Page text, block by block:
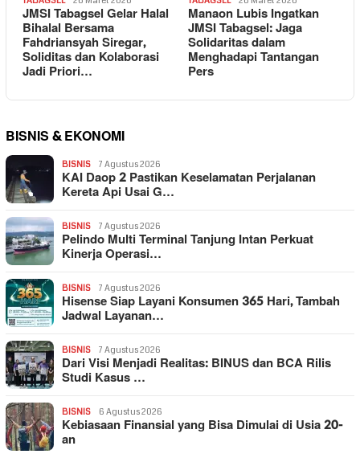
JMSI Tabagsel Gelar Halal
Bihalal Bersama
Fahdriansyah Siregar,
Soliditas dan Kolaborasi
Jadi Priori…
Manaon Lubis Ingatkan
JMSI Tabagsel: Jaga
Solidaritas dalam
Menghadapi Tantangan
Pers
BISNIS & EKONOMI
BISNIS 7 Agustus 2026
KAI Daop 2 Pastikan Keselamatan Perjalanan
Kereta Api Usai G…
BISNIS 7 Agustus 2026
Pelindo Multi Terminal Tanjung Intan Perkuat
Kinerja Operasi…
BISNIS 7 Agustus 2026
Hisense Siap Layani Konsumen 365 Hari, Tambah
Jadwal Layanan…
BISNIS 7 Agustus 2026
Dari Visi Menjadi Realitas: BINUS dan BCA Rilis
Studi Kasus …
BISNIS 6 Agustus 2026
Kebiasaan Finansial yang Bisa Dimulai di Usia 20-
an